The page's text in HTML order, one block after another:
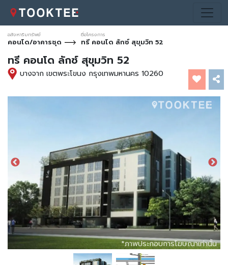
อสังหาริมทรัพย์
คอนโด/อาคารชุด
ชื่อโครงการ
ทรี คอนโด ลักซ์ สุขุมวิท 52
ทรี คอนโด ลักซ์ สุขุมวิท 52
บางจาก เขตพระโขนง กรุงเทพมหานคร 10260
*ภาพประกอบการโฆษณาเท่านั้น
*ภาพประกอบการโฆษณาเท่านั้น